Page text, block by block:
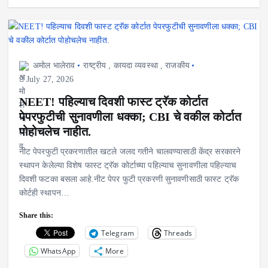
अमोल भालेराव राष्ट्रीय , कायदा व्यवस्था,राजकीय
July 27, 2026
NEET! पहिल्याच दिवशी फास्ट ट्रॅक कोर्टात
पेपरफुटीची सुनावणीला धक्का; CBI चे वकील कोर्टात
पोहोचलेच नाहीत.
नीट पेपरफुटी प्रकरणातील खटले जलद गतीने चालवण्यासाठी केंद्र सरकारने
स्थापन केलेल्या विशेष फास्ट ट्रॅक कोर्टाच्या पहिल्याच सुनावणीला पहिल्याच
दिवशी फटका बसला आहे.नीट पेपर फुटी प्रकरणी सुनावणीसाठी फास्ट ट्रॅक
कोर्टही स्थापन…
Share this:
Telegram
Threads
WhatsApp
More